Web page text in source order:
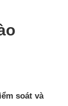
soát và